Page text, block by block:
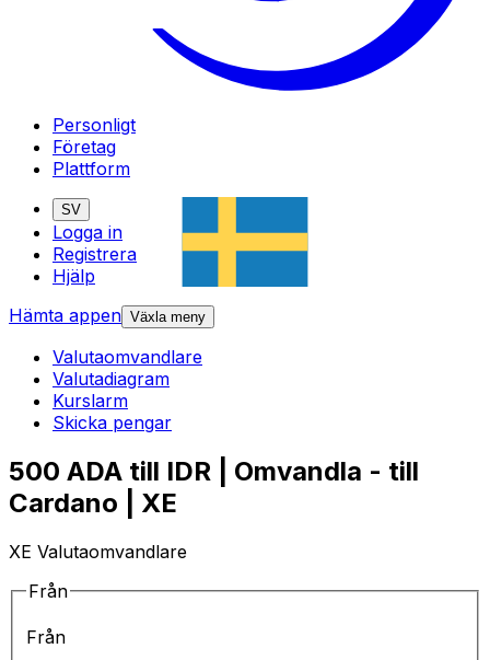
Personligt
Företag
Plattform
SV
Logga in
Registrera
Hjälp
Hämta appen Växla meny
Valutaomvandlare
Valutadiagram
Kurslarm
Skicka pengar
500 ADA till IDR | Omvandla - till
Cardano | XE
XE Valutaomvandlare
Från
Från